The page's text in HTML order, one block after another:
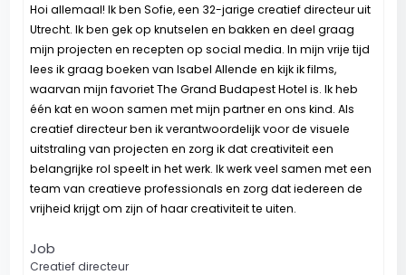
Hoi allemaal! Ik ben Sofie, een 32-jarige creatief directeur uit
Utrecht. Ik ben gek op knutselen en bakken en deel graag
mijn projecten en recepten op social media. In mijn vrije tijd
lees ik graag boeken van Isabel Allende en kijk ik films,
waarvan mijn favoriet The Grand Budapest Hotel is. Ik heb
één kat en woon samen met mijn partner en ons kind. Als
creatief directeur ben ik verantwoordelijk voor de visuele
uitstraling van projecten en zorg ik dat creativiteit een
belangrijke rol speelt in het werk. Ik werk veel samen met een
team van creatieve professionals en zorg dat iedereen de
vrijheid krijgt om zijn of haar creativiteit te uiten.
Job
Creatief directeur